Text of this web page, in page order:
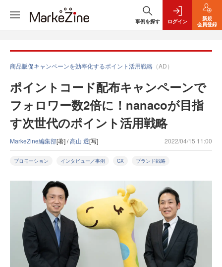
事例を探す ログイン
新規
会員登録
商品販促キャンペーンを効率化するポイント活用戦略 （AD）
ポイントコード配布キャンペーンで
フォロワー数2倍に！nanacoが目指
す次世代のポイント活用戦略
MarkeZine編集部[著] /高山 透[写] 2022/04/15 11:00
プロモーション インタビュー／事例 CX ブランド戦略